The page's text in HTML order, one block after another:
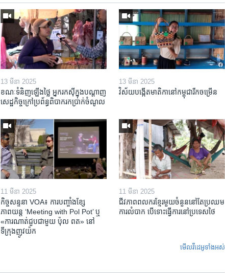
13 មីនា 2025
ខណៈទំនិញឡើងថ្លៃ អ្នករកស៊ីក្នុង​បណ្តាញ​
សេដ្ឋកិច្ចក្រៅ​ប្រព័ន្ធពិបាក​រក​ប្រាក់​ចំណូល
13 មីនា 2025
វិស័យ​បង្កើត​មាតិកា​នៅ​កម្ពុជា​រីក​ចម្រើន
11 មីនា 2025
កិច្ចសន្ទនា VOA៖ ការ​បញ្ចាំង​ខ្សែ
ភាពយន្ត ‘Meeting with Pol Pot’ ឬ
«ការណាត់ជួប​ជាមួយ​ ប៉ុល ពត» នៅ
ទីក្រុងញូវយ៉ក​
11 មីនា 2025
ជីវភាពពលករខ្មែរមួយចំនួននៅតែប្រឈម
ការលំបាក បើទោះធ្វើការនៅប្រទេសថៃ
មើល​វីដេអូ​ទាំង​អស់